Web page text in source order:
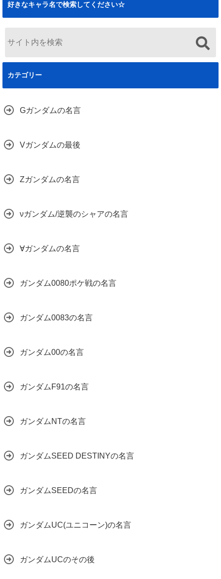
好きなキャラ名で検索してください☆
カテゴリー
Gガンダムの名言
Vガンダムの最後
Zガンダムの名言
νガンダム/逆襲のシャアの名言
∀ガンダムの名言
ガンダム0080ポケ戦の名言
ガンダム0083の名言
ガンダム00の名言
ガンダムF91の名言
ガンダムNTの名言
ガンダムSEED DESTINYの名言
ガンダムSEEDの名言
ガンダムUC(ユニコーン)の名言
ガンダムUCのその後